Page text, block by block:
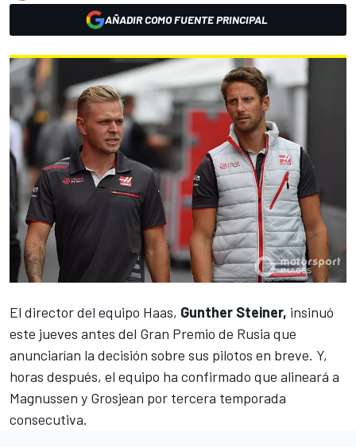
AÑADIR COMO FUENTE PRINCIPAL
El director del equipo Haas, Gunther Steiner, insinuó
este jueves antes del Gran Premio de Rusia que
anunciarían la decisión sobre sus pilotos en breve. Y,
horas después, el equipo ha confirmado que alineará a
Magnussen y Grosjean por tercera temporada
consecutiva.